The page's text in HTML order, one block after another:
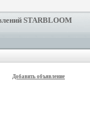
STARBLOOM
Добавить объявление